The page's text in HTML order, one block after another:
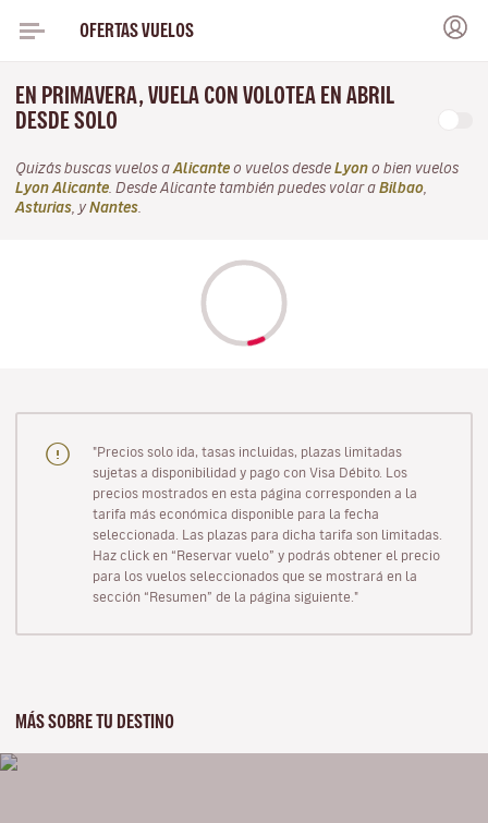
OFERTAS VUELOS
EN PRIMAVERA, VUELA CON VOLOTEA EN ABRIL
DESDE SOLO
Quizás buscas vuelos a Alicante o vuelos desde Lyon o bien vuelos
Lyon Alicante . Desde Alicante también puedes volar a Bilbao
Asturias , y Nantes
"Precios solo ida, tasas incluidas, plazas limitadas
sujetas a disponibilidad y pago con Visa Débito. Los
precios mostrados en esta página corresponden a la
tarifa más económica disponible para la fecha
seleccionada. Las plazas para dicha tarifa son limitadas.
Haz click en “Reservar vuelo” y podrás obtener el precio
para los vuelos seleccionados que se mostrará en la
sección “Resumen” de la página siguiente."
MÁS SOBRE TU DESTINO